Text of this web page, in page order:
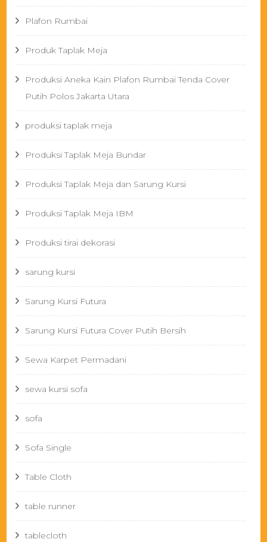
Plafon Rumbai
Produk Taplak Meja
Produksi Aneka Kain Plafon Rumbai Tenda Cover
Putih Polos Jakarta Utara
produksi taplak meja
Produksi Taplak Meja Bundar
Produksi Taplak Meja dan Sarung Kursi
Produksi Taplak Meja IBM
Produksi tirai dekorasi
sarung kursi
Sarung Kursi Futura
Sarung Kursi Futura Cover Putih Bersih
Sewa Karpet Permadani
sewa kursi sofa
sofa
Sofa Single
Table Cloth
table runner
tablecloth